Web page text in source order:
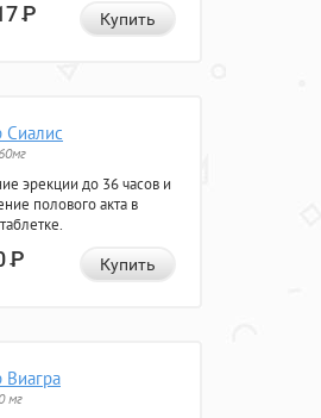
Р Купить
Сиалис
эрекции до 36 часов и
полового акта в
Р Купить
Виагра
мг